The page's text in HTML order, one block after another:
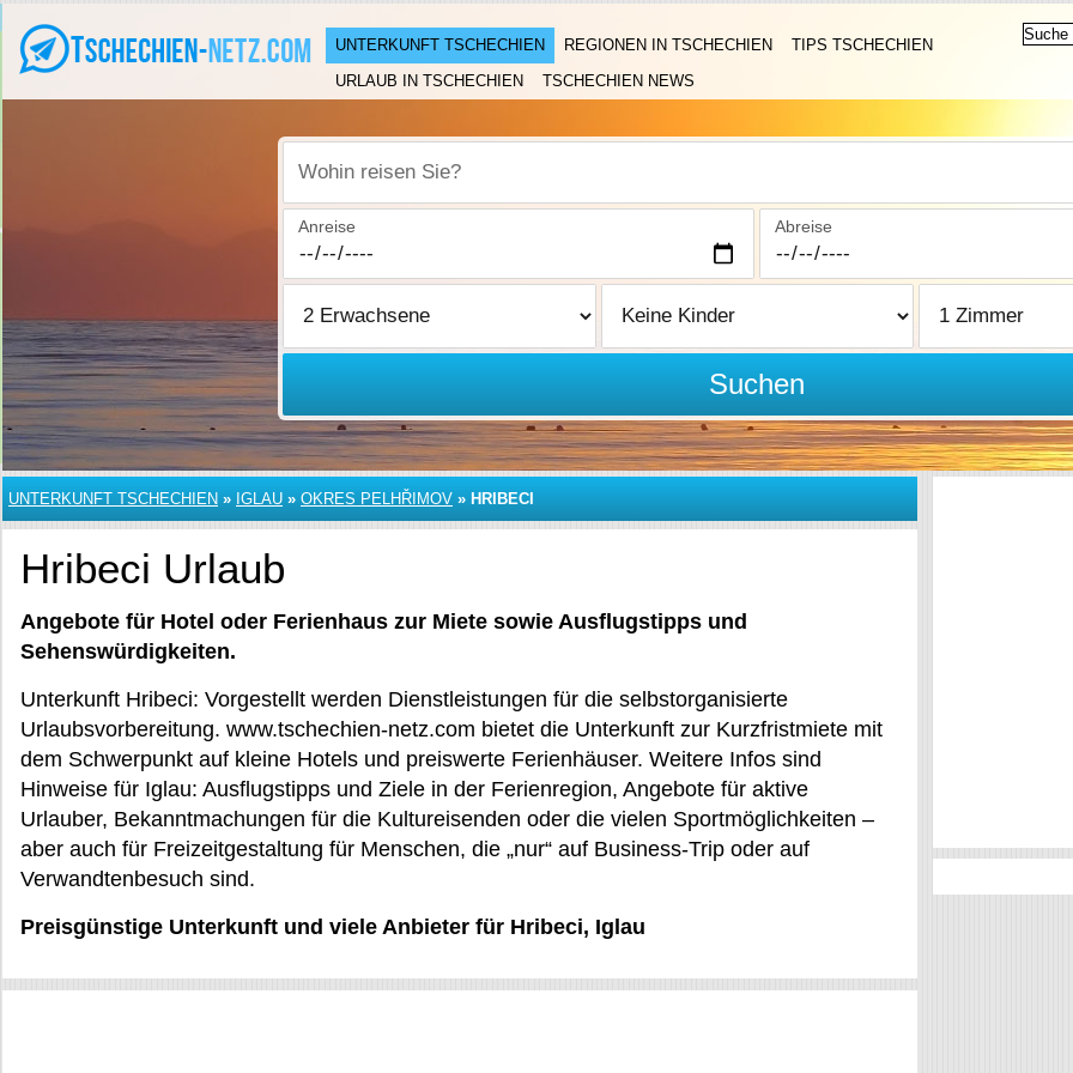
UNTERKUNFT TSCHECHIEN REGIONEN IN TSCHECHIEN
TIPS TSCHECHIEN
URLAUB IN TSCHECHIEN
TSCHECHIEN NEWS
Wohin reisen Sie?
Anreise Abreise
Suchen
UNTERKUNFT TSCHECHIEN » IGLAU » OKRES PELHŘIMOV » HRIBECI
Hribeci Urlaub
Angebote für Hotel oder Ferienhaus zur Miete sowie Ausflugstipps und
Sehenswürdigkeiten.
Unterkunft Hribeci: Vorgestellt werden Dienstleistungen für die selbstorganisierte
Urlaubsvorbereitung. www.tschechien-netz.com bietet die Unterkunft zur Kurzfristmiete mit
dem Schwerpunkt auf kleine Hotels und preiswerte Ferienhäuser. Weitere Infos sind
Hinweise für Iglau: Ausflugstipps und Ziele in der Ferienregion, Angebote für aktive
Urlauber, Bekanntmachungen für die Kultureisenden oder die vielen Sportmöglichkeiten –
aber auch für Freizeitgestaltung für Menschen, die „nur“ auf Business-Trip oder auf
Verwandtenbesuch sind.
Preisgünstige Unterkunft und viele Anbieter für Hribeci, Iglau